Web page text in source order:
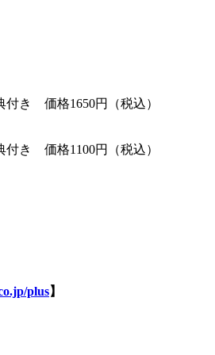
付き 価格1650円（税込）
付き 価格1100円（税込）
plus】